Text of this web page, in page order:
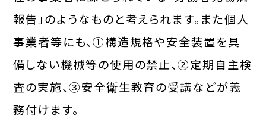
報告」のようなものと考えられます。また個人
事業者等にも、①構造規格や安全装置を具
備しない機械等の使用の禁止、②定期自主検
査の実施、③安全衛生教育の受講などが義
務付けます。